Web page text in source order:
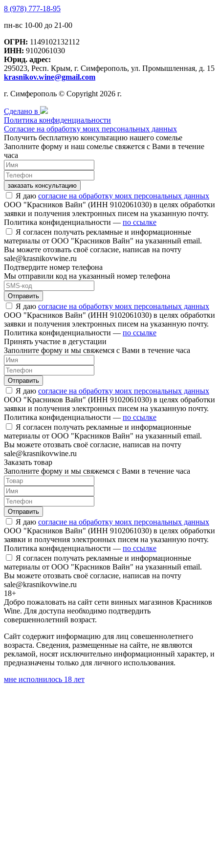
8 (978) 777-18-95
пн-вс 10-00 до 21-00
ОГРН: 1149102132112
ИНН: 9102061030
Юрид. адрес:
295023, Респ. Крым, г. Симферополь, ул. Промышленная, д. 15
krasnikov.wine@gmail.com
г. Симферополь © Copyright 2026 г.
Сделано в
Политика конфиденциальности
Согласие на обработку моих персональных данных
Получить бесплатную консультацию нашего сомелье
Заполните форму и наш сомелье свяжется с Вами в течение
часа
заказать консультацию
Я даю согласие на обработку моих персональных данных
ООО "Красников Вайн" (ИНН 9102061030) в целях обработки
заявки и получения электронных писем на указанную почту.
Политика конфиденциальности — по ссылке
Я согласен получать рекламные и информационные
материалы от ООО "Красников Вайн" на указанный email.
Вы можете отозвать своё согласие, написав на почту
sale@krasnikovwine.ru
Подтвердите номер телефона
Мы отправили код на указанный номер телефона
Отправить
Я даю согласие на обработку моих персональных данных
ООО "Красников Вайн" (ИНН 9102061030) в целях обработки
заявки и получения электронных писем на указанную почту.
Политика конфиденциальности — по ссылке
Принять участие в дегустации
Заполните форму и мы свяжемся с Вами в течение часа
Отправить
Я даю согласие на обработку моих персональных данных
ООО "Красников Вайн" (ИНН 9102061030) в целях обработки
заявки и получения электронных писем на указанную почту.
Политика конфиденциальности — по ссылке
Я согласен получать рекламные и информационные
материалы от ООО "Красников Вайн" на указанный email.
Вы можете отозвать своё согласие, написав на почту
sale@krasnikovwine.ru
Заказать товар
Заполните форму и мы свяжемся с Вами в течение часа
Отправить
Я даю согласие на обработку моих персональных данных
ООО "Красников Вайн" (ИНН 9102061030) в целях обработки
заявки и получения электронных писем на указанную почту.
Политика конфиденциальности — по ссылке
Я согласен получать рекламные и информационные
материалы от ООО "Красников Вайн" на указанный email.
Вы можете отозвать своё согласие, написав на почту
sale@krasnikovwine.ru
18+
Добро пожаловать на сайт сети винных магазинов Красников
Wine. Для доступа необходимо подтвердить
совершеннолетний возраст.
Сайт содержит информацию для лиц совешеннолетнего
возраста. Сведения, размещенные на сайте, не являются
рекламой, носят исключительно информационный характер, и
предназначены только для личного использования.
мне исполнилось 18 лет